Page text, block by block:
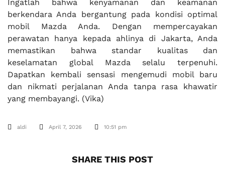
Ingatlah bahwa kenyamanan dan keamanan
berkendara Anda bergantung pada kondisi optimal
mobil Mazda Anda. Dengan mempercayakan
perawatan hanya kepada ahlinya di Jakarta, Anda
memastikan bahwa standar kualitas dan
keselamatan global Mazda selalu terpenuhi.
Dapatkan kembali sensasi mengemudi mobil baru
dan nikmati perjalanan Anda tanpa rasa khawatir
yang membayangi. (Vika)
aldi April 7, 2026 10:51 pm
SHARE THIS POST​